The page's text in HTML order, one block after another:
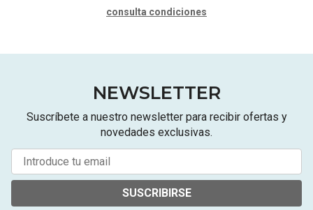
consulta condiciones
NEWSLETTER
Suscríbete a nuestro newsletter para recibir ofertas y
novedades exclusivas.
SUSCRIBIRSE